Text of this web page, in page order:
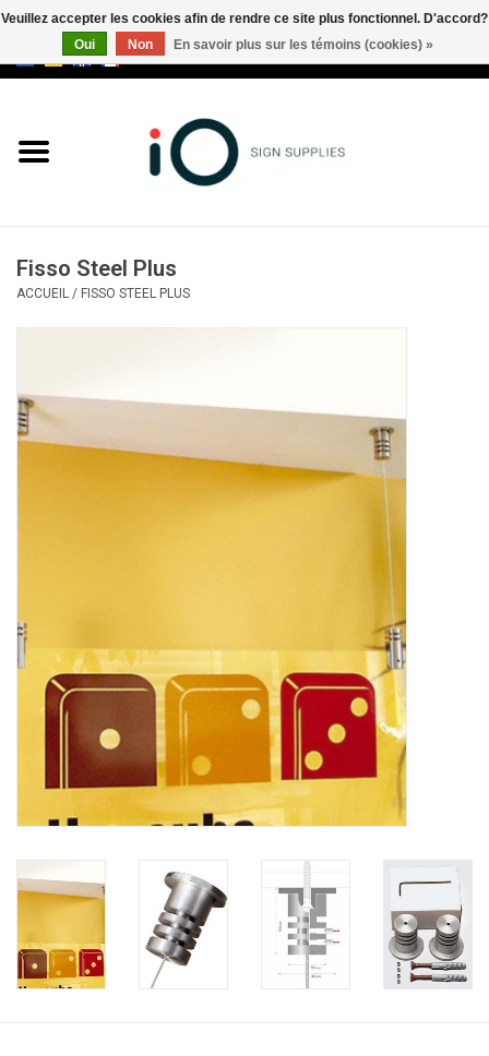
Marques
Appelez-nous au +32 3 353 67
Fisso Steel Plus
ACCUEIL / FISSO STEEL PLUS
Veuillez accepter les cookies afin de rendre ce site plus fonctionnel. D'accord?
Oui
Non En savoir plus sur les témoins (cookies) »